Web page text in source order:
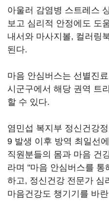
아울러 감염병 스트레스
보고 심리적 안정에도 도
내서와 마사지볼, 컬러링
된다.
마음 안심버스는 선별진
시군구에서 해당 권역 트
할 수 있다.
염민섭 복지부 정신건강
9 발생 이후 방역 최일선
직원분들의 몸과 마음 건
라며 "마음 안심버스를 통
하고, 정신건강 전문가 심
마음건강도 챙기기를 바